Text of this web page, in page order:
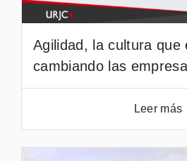
Agilidad, la cultura que
cambiando las
Leer más